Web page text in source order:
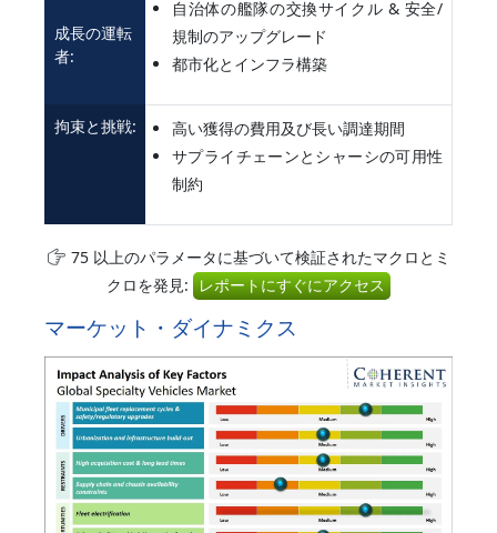
成長の運転
者:
自治体の艦隊の交換サイクル & 安全/
規制のアップグレード
都市化とインフラ構築
拘束と挑戦:
高い獲得の費用及び長い調達期間
サプライチェーンとシャーシの可用性
制約
75 以上のパラメータに基づいて検証されたマクロとミ
クロを発見: レポートにすぐにアクセス
マーケット・ダイナミクス